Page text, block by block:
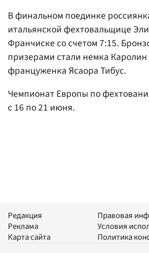
В финальном поединке
итальянской фехтовальщице
Франчиске со счетом 7:15.
призерами стали немка Каролин
француженка Ясаора Тибус.
Чемпионат Европы по
с 16 по 21 июня.
Редакция
Реклама
Карта сайта
Правовая
Условия
Политика